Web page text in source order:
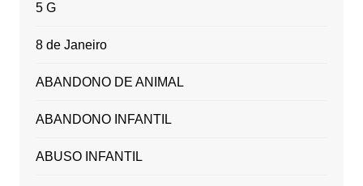
5 G
8 de Janeiro
ABANDONO DE ANIMAL
ABANDONO INFANTIL
ABUSO INFANTIL